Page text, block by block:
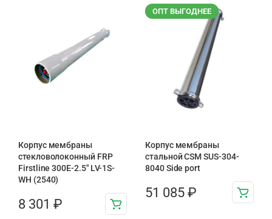
Корпус мембраны
стекловолоконный FRP
Firstline 300Е-2.5″ LV-1S-
WH (2540)
8 301 ₽
ОПТ ВЫГОДНЕЕ
Корпус мембраны
стальной CSM SUS-304-
8040 Side port
51 085 ₽